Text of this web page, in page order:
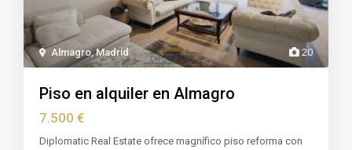
20
Almagro,Madrid
Piso en alquiler en Almagro
7.500 €
Diplomatic Real Estate ofrece magnífico piso reforma con